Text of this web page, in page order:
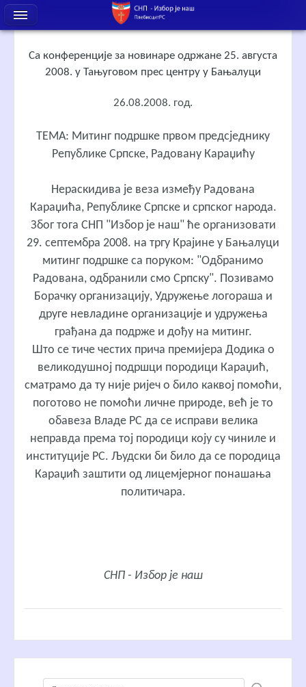
Са конференције за новинаре одржане 25. августа
2008. у Тањуговом прес центру у Бањалуци
26.08.2008. год.
ТЕМА: Митинг подршке првом предсједнику
Републике Српске, Радовану Караџићу
Нераскидива је веза између Радована
Караџића, Републике Српске и српског народа.
Због тога СНП "Избор је наш" ће организовати
29. септембра 2008. на тргу Крајине у Бањалуци
митинг подршке са поруком: "Одбранимо
Радована, одбранили смо Српску". Позивамо
Борачку организацију, Удружење логораша и
друге невладине организације и удружења
грађана да подрже и дођу на митинг.
Што се тиче честих прича премијера Додика о
великодушној подршци породици Караџић,
сматрамо да ту није ријеч о било каквој помоћи,
поготово не помоћи личне природе, већ је то
обавеза Владе РС да се исправи велика
неправда према тој породици коју су чиниле и
институције РС. Људски би било да се породица
Караџић заштити од лицемјерног понашања
политичара.
СНП - Избор је наш